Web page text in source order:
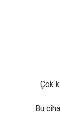
Çok
Bu